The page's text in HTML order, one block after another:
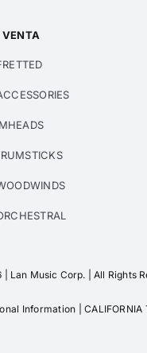
VENTA
Lan Music Corp. | All Rights
Information |CALIFORNIA